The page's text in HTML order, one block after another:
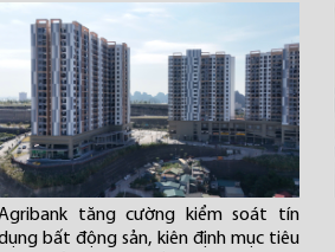
tăng cường kiểm soát tín
bất động sản, kiên định mục tiêu